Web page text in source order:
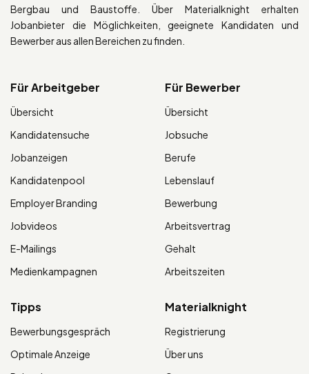
Bergbau und Baustoffe. Über Materialknight erhalten
Jobanbieter die Möglichkeiten, geeignete Kandidaten und
Bewerber aus allen Bereichen zu finden.
Für Arbeitgeber
Übersicht
Kandidatensuche
Jobanzeigen
Kandidatenpool
Employer Branding
Jobvideos
E-Mailings
Medienkampagnen
Für Bewerber
Übersicht
Jobsuche
Berufe
Lebenslauf
Bewerbung
Arbeitsvertrag
Gehalt
Arbeitszeiten
Tipps
Bewerbungsgespräch
Optimale Anzeige
Materialknight
Registrierung
Über uns